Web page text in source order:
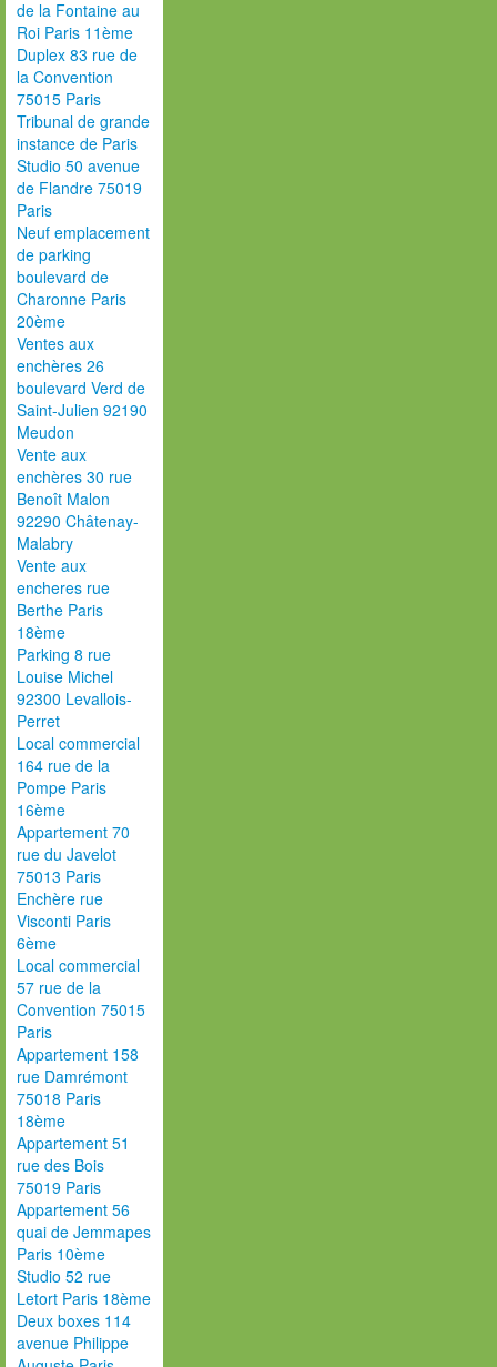
de la Fontaine au
Roi Paris 11ème
Duplex 83 rue de
la Convention
75015 Paris
Tribunal de grande
instance de Paris
Studio 50 avenue
de Flandre 75019
Paris
Neuf emplacement
de parking
boulevard de
Charonne Paris
20ème
Ventes aux
enchères 26
boulevard Verd de
Saint-Julien 92190
Meudon
Vente aux
enchères 30 rue
Benoît Malon
92290 Châtenay-
Malabry
Vente aux
encheres rue
Berthe Paris
18ème
Parking 8 rue
Louise Michel
92300 Levallois-
Perret
Local commercial
164 rue de la
Pompe Paris
16ème
Appartement 70
rue du Javelot
75013 Paris
Enchère rue
Visconti Paris
6ème
Local commercial
57 rue de la
Convention 75015
Paris
Appartement 158
rue Damrémont
75018 Paris
18ème
Appartement 51
rue des Bois
75019 Paris
Appartement 56
quai de Jemmapes
Paris 10ème
Studio 52 rue
Letort Paris 18ème
Deux boxes 114
avenue Philippe